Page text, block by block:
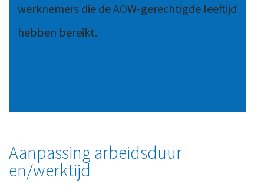
werknemers die de AOW-gerechtigde leeftijd
hebben bereikt.
Aanpassing arbeidsduur
en/werktijd